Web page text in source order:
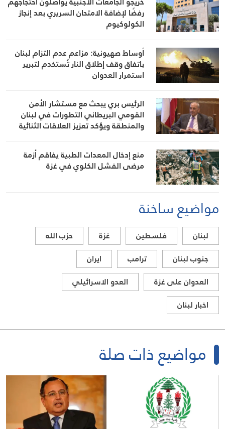
رفضًا لإضافة الامتحان السريري بعد إنجاز
الكولوكيوم
أوساط صهيونية: مزاعم عدم التزام لبنان
باتفاق وقف إطلاق النار تُستخدم لتبرير
استمرار العدوان
الرئيس بري يبحث مع مستشار الأمن
القومي البريطاني التطورات في لبنان
والمنطقة ويؤكد تعزيز العلاقات الثنائية
منع إدخال المعدات الطبية يفاقم أزمة
مرضى الفشل الكلوي في غزة
مواضيع ساخنة
لبنان فلسطين غزة
حزب الله
جنوب لبنان
ترامب
ايران
العدوان على غزة
العدو الاسرائيلي
اخبار لبنان
مواضيع ذات صلة